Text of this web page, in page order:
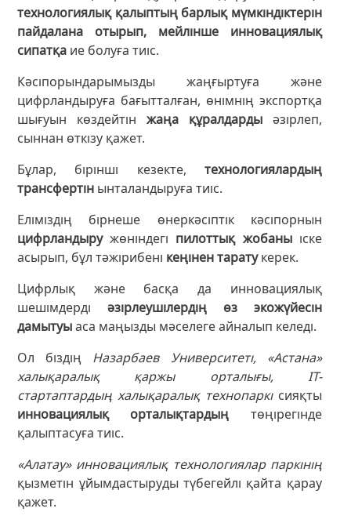
технологиялық қалыптың барлық мүмкіндіктерін
пайдалана отырып, мейлінше инновациялық
сипатқа ие болуға тиіс.
Кәсіпорындарымызды жаңғыртуға және
цифрландыруға бағытталған, өнімнің экспортқа
шығуын көздейтін жаңа құралдардыәзірлеп,
сыннан өткізу қажет.
Бұлар, бірінші кезекте, технологиялардың
трансфертін ынталандыруға тиіс.
Еліміздің бірнеше өнеркәсіптік кәсіпорнын
цифрландыружөніндегі пилоттық жобаныіске
асырып, бұл тәжірибені кеңінен таратукерек.
Цифрлық және басқа да инновациялық
шешімдердіәзірлеушілердің өз экожүйесін
дамытуыаса маңызды мәселеге айналып келеді.
Ол біздің Назарбаев Университеті, «Астана»
халықаралық қаржы орталығы, IT-
стартаптардың халықаралық технопаркі сияқты
инновациялық орталықтардың төңірегінде
қалыптасуға тиіс.
«Алатау» инновациялық технологиялар паркінің
қызметін ұйымдастыруды түбегейлі қайта қарау
қажет.